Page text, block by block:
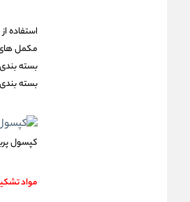
استفاده
بسته
کپسول
مواد